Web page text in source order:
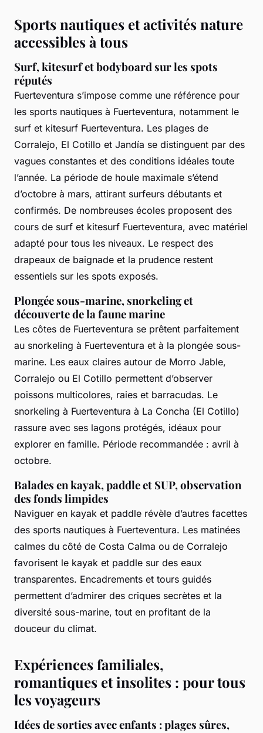
Sports nautiques et activités nature
accessibles à tous
Surf, kitesurf et bodyboard sur les spots
réputés
Fuerteventura s’impose comme une référence pour
les sports nautiques à Fuerteventura, notamment le
surf et kitesurf Fuerteventura. Les plages de
Corralejo, El Cotillo et Jandía se distinguent par des
vagues constantes et des conditions idéales toute
l’année. La période de houle maximale s’étend
d’octobre à mars, attirant surfeurs débutants et
confirmés. De nombreuses écoles proposent des
cours de surf et kitesurf Fuerteventura, avec matériel
adapté pour tous les niveaux. Le respect des
drapeaux de baignade et la prudence restent
essentiels sur les spots exposés.
Plongée sous-marine, snorkeling et
découverte de la faune marine
Les côtes de Fuerteventura se prêtent parfaitement
au snorkeling à Fuerteventura et à la plongée sous-
marine. Les eaux claires autour de Morro Jable,
Corralejo ou El Cotillo permettent d’observer
poissons multicolores, raies et barracudas. Le
snorkeling à Fuerteventura à La Concha (El Cotillo)
rassure avec ses lagons protégés, idéaux pour
explorer en famille. Période recommandée : avril à
octobre.
Balades en kayak, paddle et SUP, observation
des fonds limpides
Naviguer en kayak et paddle révèle d’autres facettes
des sports nautiques à Fuerteventura. Les matinées
calmes du côté de Costa Calma ou de Corralejo
favorisent le kayak et paddle sur des eaux
transparentes. Encadrements et tours guidés
permettent d’admirer des criques secrètes et la
diversité sous-marine, tout en profitant de la
douceur du climat.
Expériences familiales,
romantiques et insolites : pour tous
les voyageurs
Idées de sorties avec enfants : plages sûres,